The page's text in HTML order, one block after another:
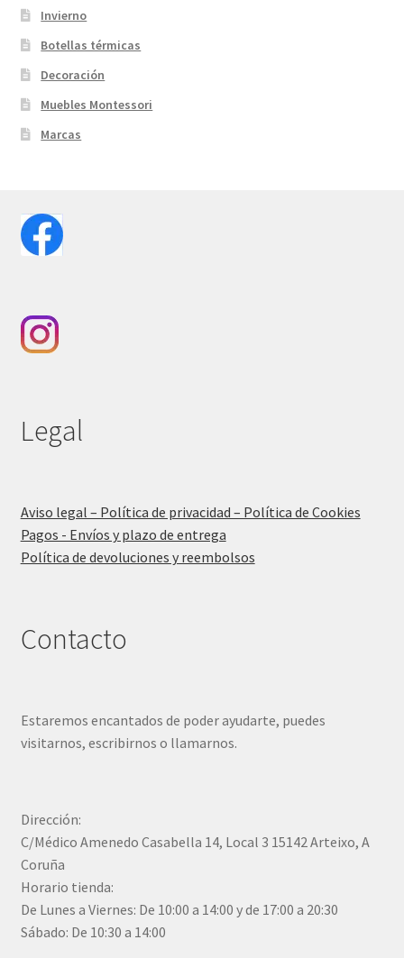
Invierno
Botellas térmicas
Decoración
Muebles Montessori
Marcas
Legal
Aviso legal – Política de privacidad – Política de Cookies
Pagos - Envíos y plazo de entrega
Política de devoluciones y reembolsos
Contacto
Estaremos encantados de poder ayudarte, puedes
visitarnos, escribirnos o llamarnos.
Dirección:
C/Médico Amenedo Casabella 14, Local 3 15142 Arteixo, A
Coruña
Horario tienda:
De Lunes a Viernes: De 10:00 a 14:00 y de 17:00 a 20:30
Sábado: De 10:30 a 14:00